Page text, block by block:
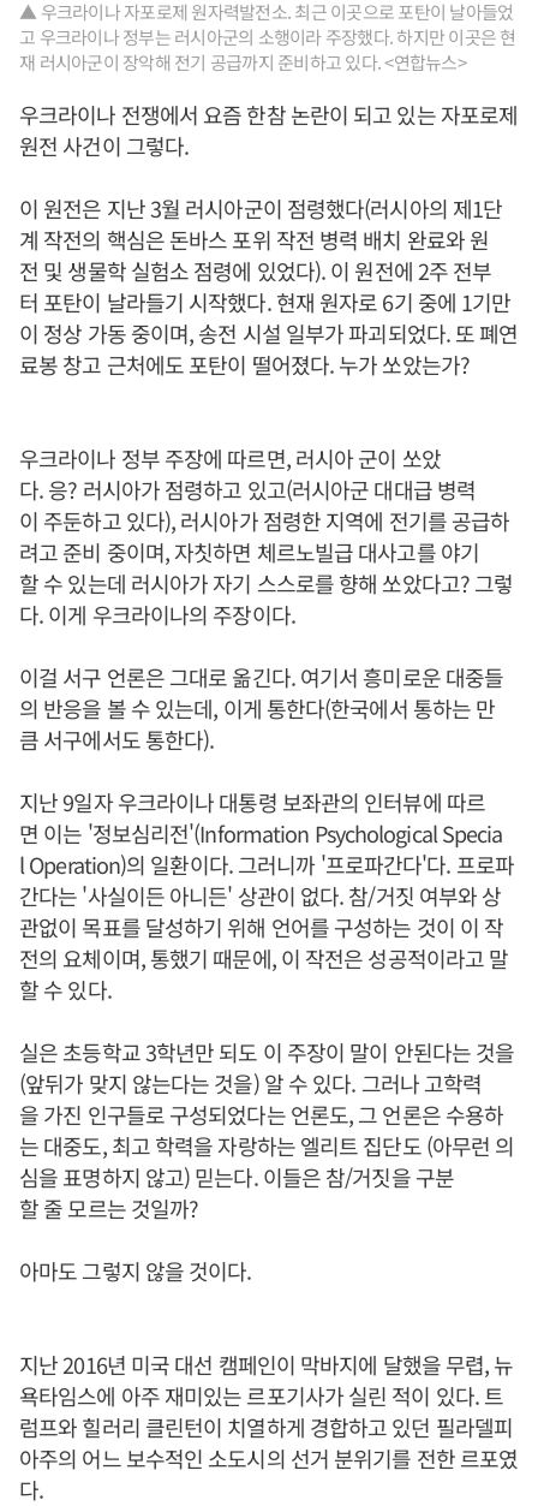
▲ 우크라이나 자포로제 원자력발전소. 최근 이곳으로 포탄이 날아들었
고 우크라이나 정부는 러시아군의 소행이라 주장했다. 하지만 이곳은 현
재 러시아군이 장악해 전기 공급까지 준비하고 있다. <연합뉴스>
우크라이나 전쟁에서 요즘 한참 논란이 되고 있는 자포로제
원전 사건이 그렇다.
이 원전은 지난 3월 러시아군이 점령했다(러시아의 제1단
계 작전의 핵심은 돈바스 포위 작전 병력 배치 완료와 원
전 및 생물학 실험소 점령에 있었다). 이 원전에 2주 전부
터 포탄이 날라들기 시작했다. 현재 원자로 6기 중에 1기만
이 정상 가동 중이며, 송전 시설 일부가 파괴되었다. 또 폐연
료봉 창고 근처에도 포탄이 떨어졌다. 누가 쏘았는가?
우크라이나 정부 주장에 따르면, 러시아 군이 쏘았
다. 응? 러시아가 점령하고 있고(러시아군 대대급 병력
이 주둔하고 있다), 러시아가 점령한 지역에 전기를 공급하
려고 준비 중이며, 자칫하면 체르노빌급 대사고를 야기
할 수 있는데 러시아가 자기 스스로를 향해 쏘았다고? 그렇
다. 이게 우크라이나의 주장이다.
이걸 서구 언론은 그대로 옮긴다. 여기서 흥미로운 대중들
의 반응을 볼 수 있는데, 이게 통한다(한국에서 통하는 만
큼 서구에서도 통한다).
지난 9일자 우크라이나 대통령 보좌관의 인터뷰에 따르
면 이는 '정보심리전'(Information Psychological Specia
l Operation)의 일환이다. 그러니까 '프로파간다'다. 프로파
간다는 '사실이든 아니든' 상관이 없다. 참/거짓 여부와 상
관없이 목표를 달성하기 위해 언어를 구성하는 것이 이 작
전의 요체이며, 통했기 때문에, 이 작전은 성공적이라고 말
할 수 있다.
실은 초등학교 3학년만 되도 이 주장이 말이 안된다는 것을
(앞뒤가 맞지 않는다는 것을) 알 수 있다. 그러나 고학력
을 가진 인구들로 구성되었다는 언론도, 그 언론은 수용하
는 대중도, 최고 학력을 자랑하는 엘리트 집단도 (아무런 의
심을 표명하지 않고) 믿는다. 이들은 참/거짓을 구분
할 줄 모르는 것일까?
아마도 그렇지 않을 것이다.
지난 2016년 미국 대선 캠페인이 막바지에 달했을 무렵, 뉴
욕타임스에 아주 재미있는 르포기사가 실린 적이 있다. 트
럼프와 힐러리 클린턴이 치열하게 경합하고 있던 필라델피
아주의 어느 보수적인 소도시의 선거 분위기를 전한 르포였
다.